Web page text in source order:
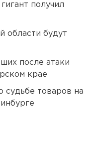
получил
области будут
после атаки
крае
судьбе товаров на